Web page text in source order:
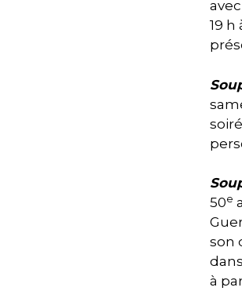
19 h
50e
son
à